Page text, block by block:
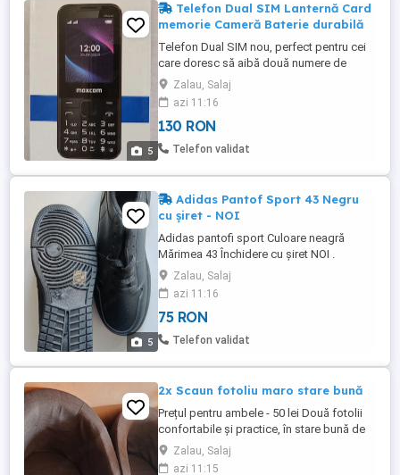
5
Telefon Dual SIM Lanternă Card
memorie Cameră Baterie durabilă
Telefon Dual SIM nou, perfect pentru cei
care doresc să aibă două numere de
telefon în același dispozitiv. Designul
modern și funcționalitatea îl fac ideal
pentru utilizare zilnică. Lanternă puternică.
Baterie durabilă, tine câteva zile.
Zalau, Salaj
azi 11:16
130 RON
Telefon validat
5
Adidas Pantof Sport 43 Negru
cu șiret - NOI
Adidas pantofi sport Culoare neagră
Mărimea 43 Închidere cu șiret NOI .
Zalau, Salaj
azi 11:16
75 RON
Telefon validat
2x Scaun fotoliu maro stare bună
Prețul pentru ambele - 50 lei Două fotolii
confortabile și practice, în stare bună de
utilizare. Potrivite pentru a crea un spațiu
de relaxare în casă sau birou. Sunt ușor de
Zalau, Salaj
azi 11:15